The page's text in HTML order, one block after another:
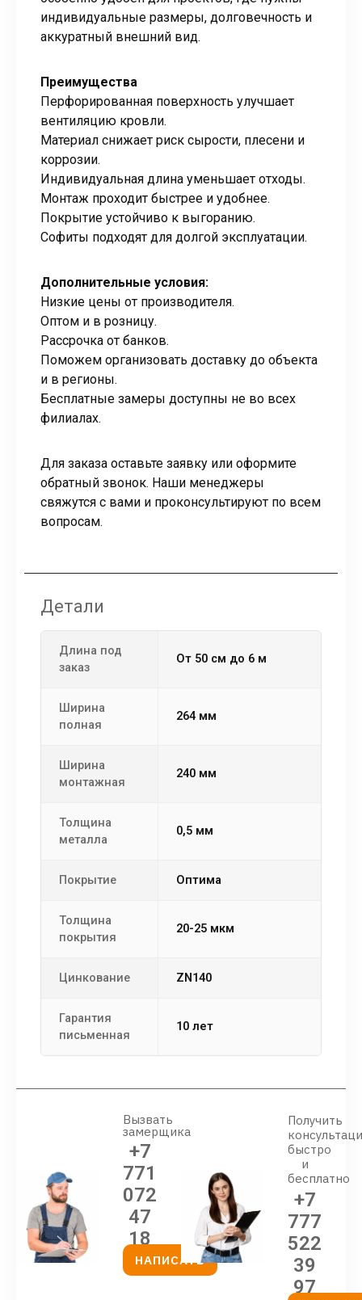
индивидуальные размеры, долговечность и
аккуратный внешний вид.
Преимущества
Перфорированная поверхность улучшает
вентиляцию кровли.
Материал снижает риск сырости, плесени и
коррозии.
Индивидуальная длина уменьшает отходы.
Монтаж проходит быстрее и удобнее.
Покрытие устойчиво к выгоранию.
Софиты подходят для долгой эксплуатации.
Дополнительные условия:
Низкие цены от производителя.
Оптом и в розницу.
Рассрочка от банков.
Поможем организовать доставку до объекта
и в регионы.
Бесплатные замеры доступны не во всех
филиалах.
Для заказа оставьте заявку или оформите
обратный звонок. Наши менеджеры
свяжутся с вами и проконсультируют по всем
вопросам.
Детали
Длина под
заказ
от 50 см до 6 м
Ширина
полная
264 мм
Ширина
монтажная
240 мм
Толщина
металла
0,5 мм
Покрытие Оптима
Толщина
покрытия
20-25 мкм
Цинкование ZN140
Гарантия
письменная
10 лет
Вызвать
замерщика
+7
771
072
47
18
НАПИСАТЬ
Получить
быстро
и
бесплатно
+7
777
522
39
97